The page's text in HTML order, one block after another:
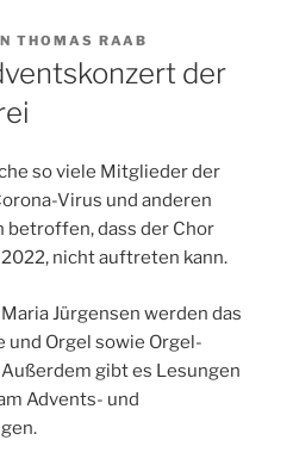
THOMAS RAAB
der
so viele Mitglieder der
Virus und anderen
dass der Chor
nicht auftreten kann.
Jürgensen werden das
Orgel sowie Orgel-
gibt es Lesungen
Advents- und